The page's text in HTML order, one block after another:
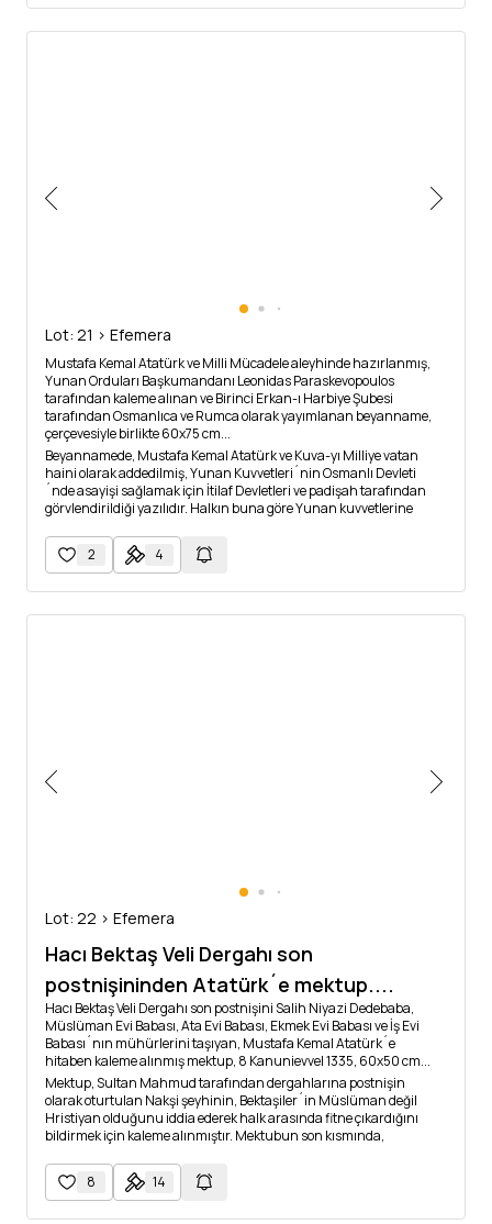
Lot: 21 > Efemera
Mustafa Kemal Atatürk ve Milli Mücadele aleyhinde hazırlanmış,
Yunan Orduları Başkumandanı Leonidas Paraskevopoulos
tarafından kaleme alınan ve Birinci Erkan-ı Harbiye Şubesi
tarafından Osmanlıca ve Rumca olarak yayımlanan beyanname,
çerçevesiyle birlikte 60x75 cm...
Beyannamede, Mustafa Kemal Atatürk ve Kuva-yı Milliye vatan
haini olarak addedilmiş, Yunan Kuvvetleri´nin Osmanlı Devleti
´nde asayişi sağlamak için İtilaf Devletleri ve padişah tarafından
görvlendirildiği yazılıdır. Halkın buna göre Yunan kuvvetlerine
Atatürk ve Kuva-yı Milliye´nin ülkeden def edilmesi için Yunan
kuvveleri ile iş birliği içerisinde olması öğütlenmiştir. Mustafa
Kemal Atatürk ve Kuva-yı Milliye ile ilişiği olup da bundan
vazgeçmek isteyenlerin affedileceği, aksi takdirde yakalananların
meydanda kurşuna diziliceği ile beyanname sonlandırılmıştır.
2 4
Lot: 22 > Efemera
Hacı Bektaş Veli Dergahı son
postnişininden Atatürk´e mektup....
Hacı Bektaş Veli Dergahı son postnişini Salih Niyazi Dedebaba,
Müslüman Evi Babası, Ata Evi Babası, Ekmek Evi Babası ve İş Evi
Babası´nın mühürlerini taşıyan, Mustafa Kemal Atatürk´e
hitaben kaleme alınmış mektup, 8 Kanunievvel 1335, 60x50 cm...
Mektup, Sultan Mahmud tarafından dergahlarına postnişin
olarak oturtulan Nakşi şeyhinin, Bektaşiler´in Müslüman değil
Hristiyan olduğunu iddia ederek halk arasında fitne çıkardığını
bildirmek için kaleme alınmıştır. Mektubun son kısmında,
Dedebaba´nın mührü yer almaktadır. Bunun yanı sıra mektupta
"Fuat Paşa icab eden muameleyi yapmıştır." notu yer almaktadır.
8 14